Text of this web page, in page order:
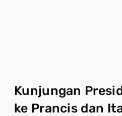
Kunjungan
ke Prancis dan